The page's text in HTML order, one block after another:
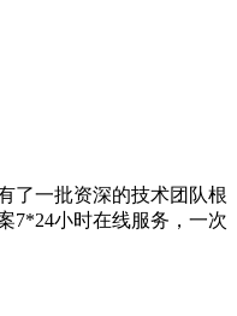
一批资深的技术团队根
7*24小时在线服务，一次